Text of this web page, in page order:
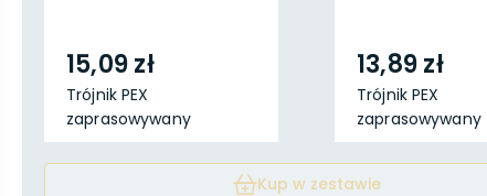
15,09 zł
Trójnik PEX
zaprasowywany
20x16x20
13,89 zł
Trójnik PEX
zaprasowywany
16x16x20
Kup w zestawie